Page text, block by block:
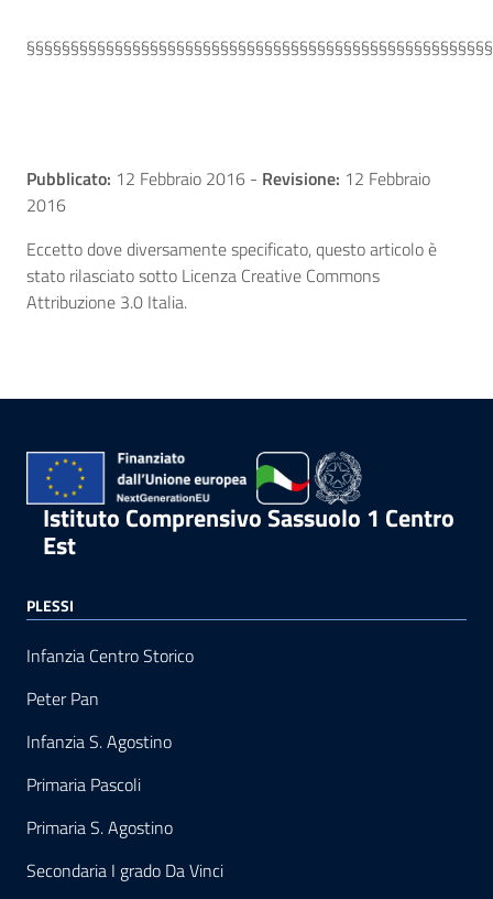
Pubblicato: 12 Febbraio 2016 - Revisione: 12 Febbraio
2016
Eccetto dove diversamente specificato, questo articolo è
stato rilasciato sotto Licenza Creative Commons
Attribuzione 3.0 Italia.
Istituto Comprensivo Sassuolo 1 Centro
Est
PLESSI
Infanzia Centro Storico
Peter Pan
Infanzia S. Agostino
Primaria Pascoli
Primaria S. Agostino
Secondaria I grado Da Vinci